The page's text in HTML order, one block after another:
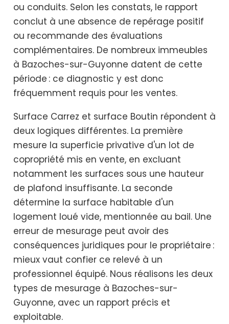
ou conduits. Selon les constats, le rapport
conclut à une absence de repérage positif
ou recommande des évaluations
complémentaires. De nombreux immeubles
à Bazoches-sur-Guyonne datent de cette
période : ce diagnostic y est donc
fréquemment requis pour les ventes.
Surface Carrez et surface Boutin répondent à
deux logiques différentes. La première
mesure la superficie privative d'un lot de
copropriété mis en vente, en excluant
notamment les surfaces sous une hauteur
de plafond insuffisante. La seconde
détermine la surface habitable d'un
logement loué vide, mentionnée au bail. Une
erreur de mesurage peut avoir des
conséquences juridiques pour le propriétaire :
mieux vaut confier ce relevé à un
professionnel équipé. Nous réalisons les deux
types de mesurage à Bazoches-sur-
Guyonne, avec un rapport précis et
exploitable.